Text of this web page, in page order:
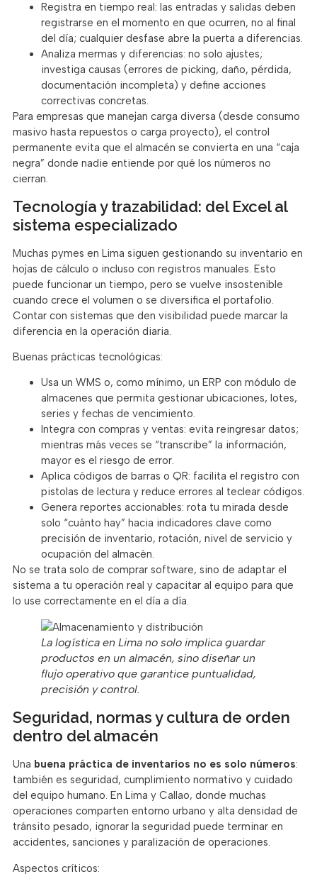
Registra en tiempo real: las entradas y salidas deben
registrarse en el momento en que ocurren, no al final
del día; cualquier desfase abre la puerta a diferencias.
Analiza mermas y diferencias: no solo ajustes;
investiga causas (errores de picking, daño, pérdida,
documentación incompleta) y define acciones
correctivas concretas.
Para empresas que manejan carga diversa (desde consumo
masivo hasta repuestos o carga proyecto), el control
permanente evita que el almacén se convierta en una “caja
negra” donde nadie entiende por qué los números no
cierran.
Tecnología y trazabilidad: del Excel al
sistema especializado
Muchas pymes en Lima siguen gestionando su inventario en
hojas de cálculo o incluso con registros manuales. Esto
puede funcionar un tiempo, pero se vuelve insostenible
cuando crece el volumen o se diversifica el portafolio.
Contar con sistemas que den visibilidad puede marcar la
diferencia en la operación diaria.
Buenas prácticas tecnológicas:
Usa un WMS o, como mínimo, un ERP con módulo de
almacenes que permita gestionar ubicaciones, lotes,
series y fechas de vencimiento.
Integra con compras y ventas: evita reingresar datos;
mientras más veces se “transcribe” la información,
mayor es el riesgo de error.
Aplica códigos de barras o QR: facilita el registro con
pistolas de lectura y reduce errores al teclear códigos.
Genera reportes accionables: rota tu mirada desde
solo “cuánto hay” hacia indicadores clave como
precisión de inventario, rotación, nivel de servicio y
ocupación del almacén.
No se trata solo de comprar software, sino de adaptar el
sistema a tu operación real y capacitar al equipo para que
lo use correctamente en el día a día.
La logística en Lima no solo implica guardar
productos en un almacén, sino diseñar un
flujo operativo que garantice puntualidad,
precisión y control.
Seguridad, normas y cultura de orden
dentro del almacén
Una buena práctica de inventarios no es solo números:
también es seguridad, cumplimiento normativo y cuidado
del equipo humano. En Lima y Callao, donde muchas
operaciones comparten entorno urbano y alta densidad de
tránsito pesado, ignorar la seguridad puede terminar en
accidentes, sanciones y paralización de operaciones.
Aspectos críticos: